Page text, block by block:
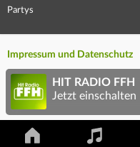
Partys
Impressum und Datenschutz
HIT RADIO FFH
Jetzt einschalten